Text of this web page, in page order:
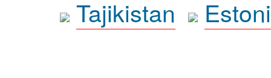
Tajikistan